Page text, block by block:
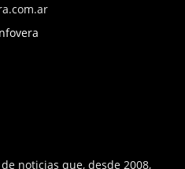
noticias que, desde 2008,